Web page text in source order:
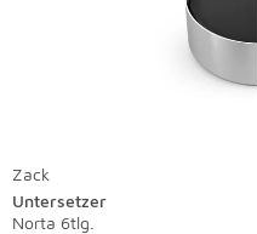
Zack
Untersetzer
Norta 6tlg.